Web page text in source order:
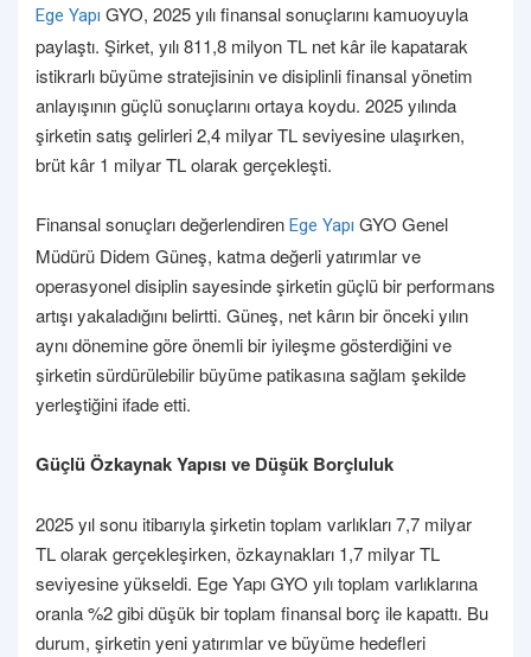
Ege Yapı GYO, 2025 yılı finansal sonuçlarını kamuoyuyla
paylaştı. Şirket, yılı 811,8 milyon TL net kâr ile kapatarak
istikrarlı büyüme stratejisinin ve disiplinli finansal yönetim
anlayışının güçlü sonuçlarını ortaya koydu. 2025 yılında
şirketin satış gelirleri 2,4 milyar TL seviyesine ulaşırken,
brüt kâr 1 milyar TL olarak gerçekleşti.
Finansal sonuçları değerlendiren Ege Yapı GYO Genel
Müdürü Didem Güneş, katma değerli yatırımlar ve
operasyonel disiplin sayesinde şirketin güçlü bir performans
artışı yakaladığını belirtti. Güneş, net kârın bir önceki yılın
aynı dönemine göre önemli bir iyileşme gösterdiğini ve
şirketin sürdürülebilir büyüme patikasına sağlam şekilde
yerleştiğini ifade etti.
Güçlü Özkaynak Yapısı ve Düşük Borçluluk
2025 yıl sonu itibarıyla şirketin toplam varlıkları 7,7 milyar
TL olarak gerçekleşirken, özkaynakları 1,7 milyar TL
seviyesine yükseldi. Ege Yapı GYO yılı toplam varlıklarına
oranla %2 gibi düşük bir toplam finansal borç ile kapattı. Bu
durum, şirketin yeni yatırımlar ve büyüme hedefleri